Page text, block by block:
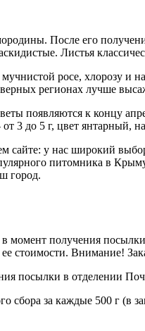
После его
Листья
росе, хлорозу
регионах лучше
появляются к концу
3 до 5 г, цвет янтарный,
у нас широкий
питомника в
город.
в момент получения
стоимости. Внимание!
посылки в отделении
сбора за каждые 500 г (в